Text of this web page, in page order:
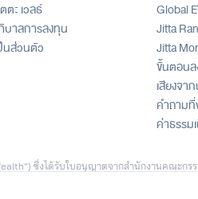
ะ เวลธ์
บาลการลงทุน
นส่วนตัว
Global
Jitta
Jitta
ขั้นตอน
เสียงจา
คำถาม
ค่าธรรม
ซึ่งได้รับใบอนุญาตจากสำนักงานคณะ
เพื่อสนับสนุนการตัดสินใจลงทุน ทั้งนี้ ข้อมูล
งสถิติ เพื่อใช้ประกอบการอธิบายบริการเท่า